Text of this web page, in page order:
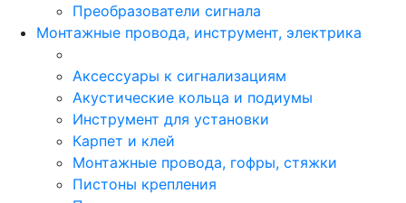
Преобразователи сигнала
Монтажные провода, инструмент, электрика
Аксессуары к сигнализациям
Акустические кольца и подиумы
Инструмент для установки
Карпет и клей
Монтажные провода, гофры, стяжки
Пистоны крепления